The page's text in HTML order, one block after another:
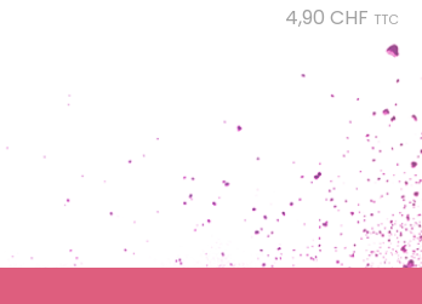
4,90 CHF Prix
TTC